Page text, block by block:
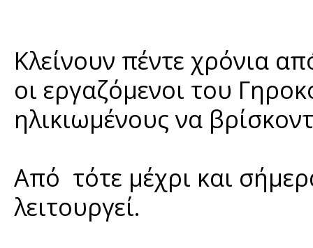
Κλείνουν πέντε χρόνια
οι εργαζόμενοι του
ηλικιωμένους να
Από τότε μέχρι και
λειτουργεί.